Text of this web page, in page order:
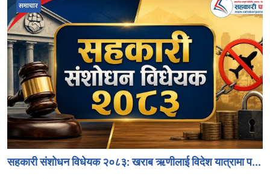
समाचार
सहकारी संशोधन विधेयक २०८३: खराब ऋणीलाई विदेश यात्रामा प...